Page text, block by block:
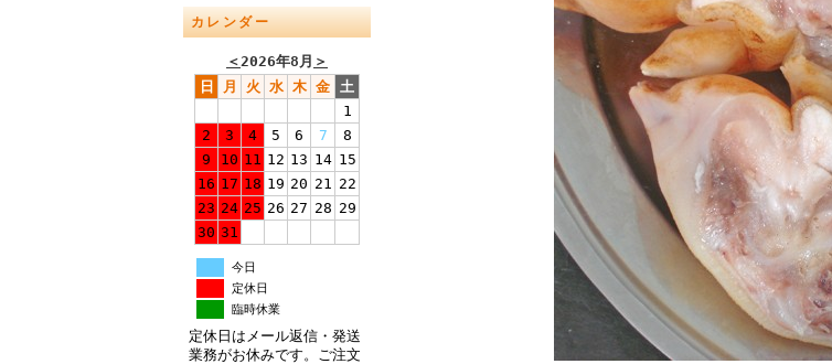
カレンダー
＜2026年8月 ＞
日
月 火 水 木 金 土
1
2
3 4 5 6 7
8
9
10 11 12 13 14 15
16 17 18 19 20 21 22
23 24 25 26 27 28 29
30 31
今日
定休日
臨時休業
定休日はメール返信・発送
業務がお休みです。ご注文